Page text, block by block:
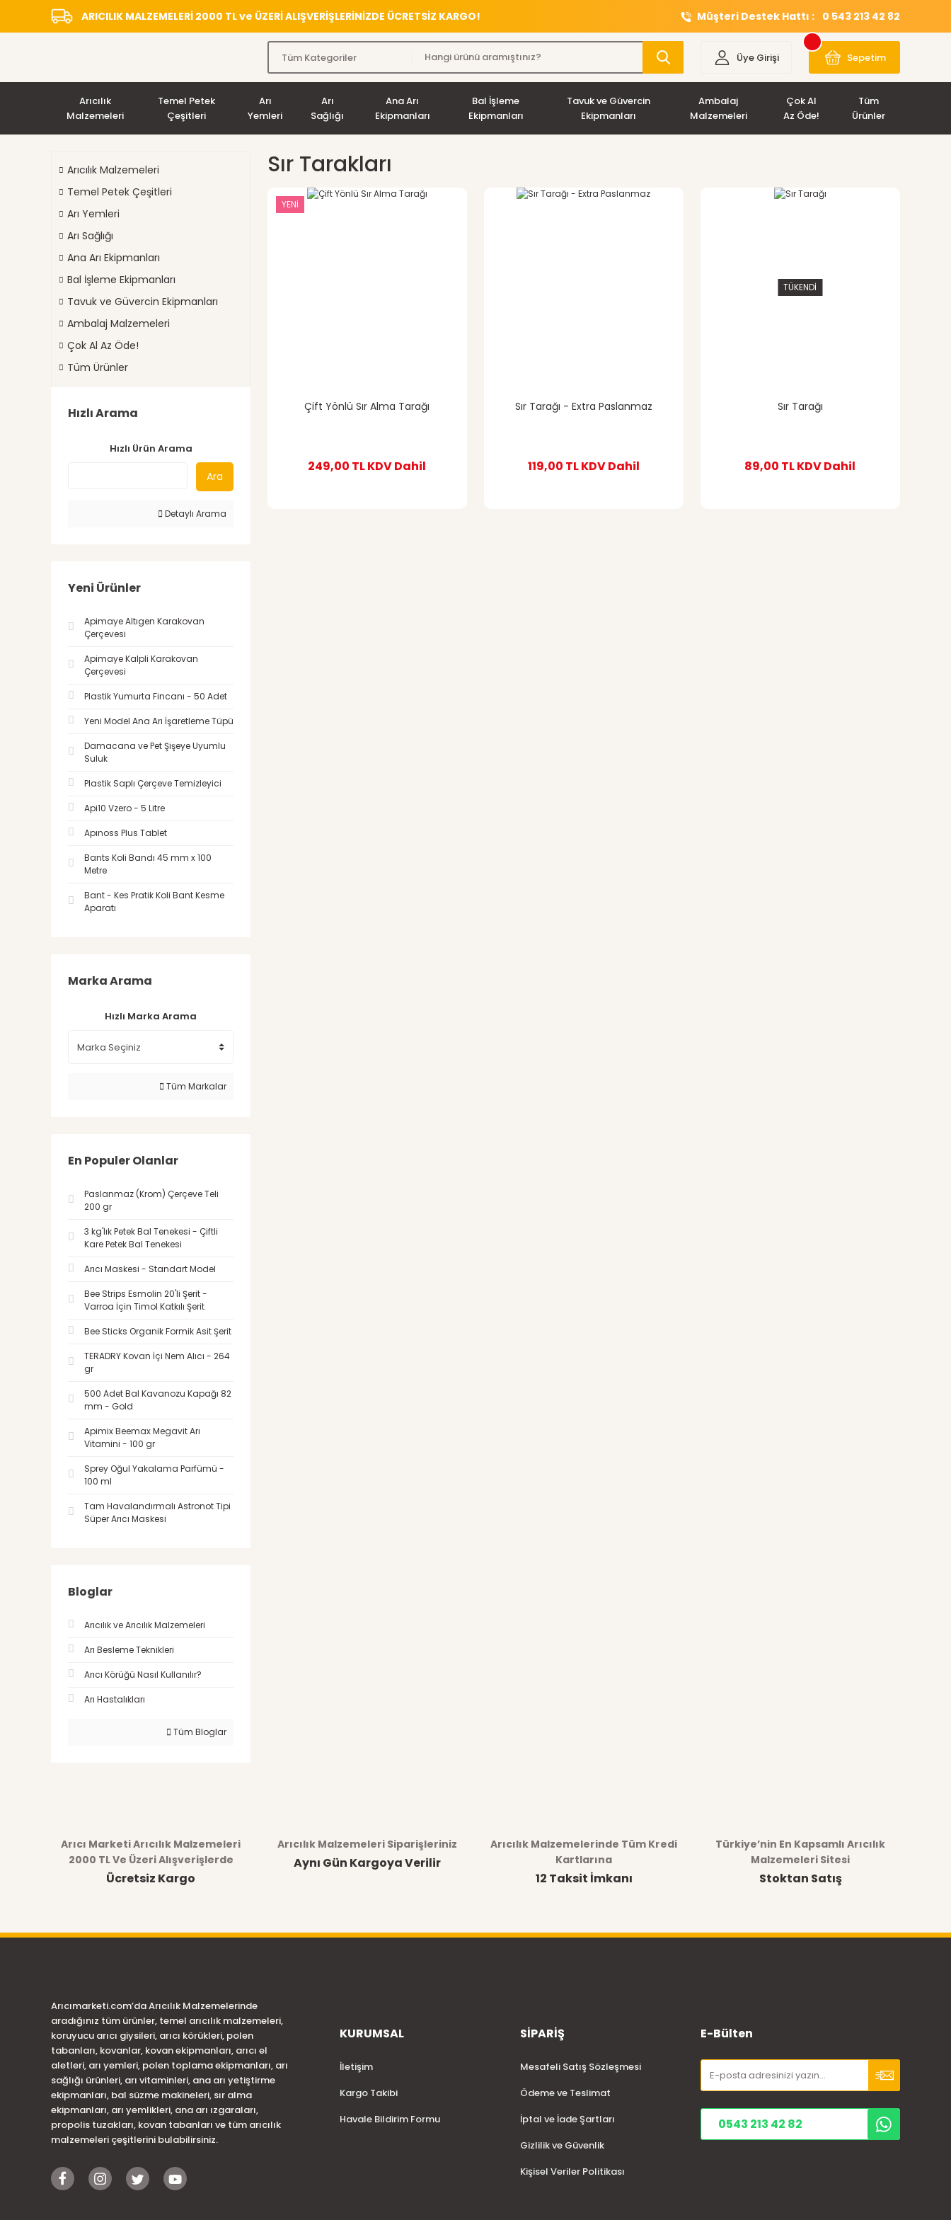
ARICILIK MALZEMELERİ 2000 TL ve ÜZERİ ALIŞVERİŞLERİNİZDE ÜCRETSİZ KARGO! Müşteri Destek Hattı : 0 543 213 42 82
Üye Girişi Sepetim
Arıcılık
Malzemeleri
Temel Petek
Çeşitleri
Arı
Yemleri
Arı
Sağlığı
Ana Arı
Ekipmanları
Bal İşleme
Ekipmanları
Tavuk ve Güvercin
Ekipmanları
Ambalaj
Malzemeleri
Çok Al
Az Öde!
Tüm
Ürünler
Arıcılık Malzemeleri
Temel Petek Çeşitleri
Arı Yemleri
Arı Sağlığı
Ana Arı Ekipmanları
Bal İşleme Ekipmanları
Tavuk ve Güvercin Ekipmanları
Ambalaj Malzemeleri
Çok Al Az Öde!
Tüm Ürünler
Hızlı Arama
Hızlı Ürün Arama
Ara
Detaylı Arama
Yeni Ürünler
Apimaye Altıgen Karakovan
Çerçevesi
Apimaye Kalpli Karakovan
Çerçevesi
Plastik Yumurta Fincanı - 50 Adet
Yeni Model Ana Arı İşaretleme Tüpü
Damacana ve Pet Şişeye Uyumlu
Suluk
Plastik Saplı Çerçeve Temizleyici
Api10 Vzero - 5 Litre
Apınoss Plus Tablet
Bants Koli Bandı 45 mm x 100
Metre
Bant - Kes Pratik Koli Bant Kesme
Aparatı
Marka Arama
Hızlı Marka Arama
Tüm Markalar
En Populer Olanlar
Paslanmaz (Krom) Çerçeve Teli
200 gr
3 kg'lık Petek Bal Tenekesi - Çiftli
Kare Petek Bal Tenekesi
Arıcı Maskesi - Standart Model
Bee Strips Esmolin 20'li Şerit -
Varroa İçin Timol Katkılı Şerit
Bee Sticks Organik Formik Asit Şerit
TERADRY Kovan İçi Nem Alıcı - 264
gr
500 Adet Bal Kavanozu Kapağı 82
mm - Gold
Apimix Beemax Megavit Arı
Vitamini - 100 gr
Sprey Oğul Yakalama Parfümü -
100 ml
Tam Havalandırmalı Astronot Tipi
Süper Arıcı Maskesi
Bloglar
Arıcılık ve Arıcılık Malzemeleri
Arı Besleme Teknikleri
Arıcı Körüğü Nasıl Kullanılır?
Arı Hastalıkları
Tüm Bloglar
Sır Tarakları
YENİ
Çift Yönlü Sır Alma Tarağı
249,00 TLKDV Dahil
Sır Tarağı - Extra Paslanmaz
119,00 TLKDV Dahil
TÜKENDİ
Sır Tarağı
89,00 TLKDV Dahil
Arıcı Marketi Arıcılık Malzemeleri
2000 TL Ve Üzeri Alışverişlerde
Ücretsiz Kargo
Arıcılık Malzemeleri Siparişleriniz
Aynı Gün Kargoya Verilir
Arıcılık Malzemelerinde Tüm Kredi
Kartlarına
12 Taksit İmkanı
Türkiye’nin En Kapsamlı Arıcılık
Malzemeleri Sitesi
Stoktan Satış
Arıcımarketi.com’da Arıcılık Malzemelerinde
aradığınız tüm ürünler, temel arıcılık malzemeleri,
koruyucu arıcı giysileri, arıcı körükleri, polen
tabanları, kovanlar, kovan ekipmanları, arıcı el
aletleri, arı yemleri, polen toplama ekipmanları, arı
sağlığı ürünleri, arı vitaminleri, ana arı yetiştirme
ekipmanları, bal süzme makineleri, sır alma
ekipmanları, arı yemlikleri, ana arı ızgaraları,
propolis tuzakları, kovan tabanları ve tüm arıcılık
malzemeleri çeşitlerini bulabilirsiniz.
KURUMSAL
İletişim
Kargo Takibi
Havale Bildirim Formu
SİPARİŞ
Mesafeli Satış Sözleşmesi
Ödeme ve Teslimat
İptal ve İade Şartları
Gizlilik ve Güvenlik
Kişisel Veriler Politikası
E-Bülten
0543 213 42 82